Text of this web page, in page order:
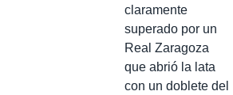
claramente
superado por un
Real Zaragoza
que abrió la lata
con un doblete del